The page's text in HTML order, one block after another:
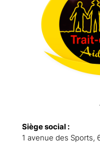
Siège social :
1 avenue des Sports,